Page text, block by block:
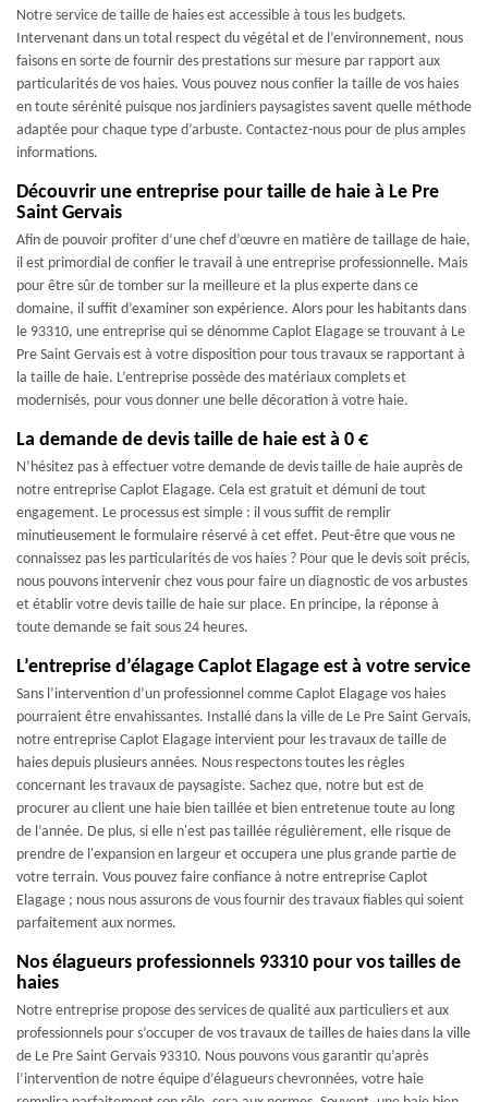
Notre service de taille de haies est accessible à tous les budgets.
Intervenant dans un total respect du végétal et de l’environnement, nous
faisons en sorte de fournir des prestations sur mesure par rapport aux
particularités de vos haies. Vous pouvez nous confier la taille de vos haies
en toute sérénité puisque nos jardiniers paysagistes savent quelle méthode
adaptée pour chaque type d’arbuste. Contactez-nous pour de plus amples
informations.
Découvrir une entreprise pour taille de haie à Le Pre
Saint Gervais
Afin de pouvoir profiter d’une chef d’œuvre en matière de taillage de haie,
il est primordial de confier le travail à une entreprise professionnelle. Mais
pour être sûr de tomber sur la meilleure et la plus experte dans ce
domaine, il suffit d’examiner son expérience. Alors pour les habitants dans
le 93310, une entreprise qui se dénomme Caplot Elagage se trouvant à Le
Pre Saint Gervais est à votre disposition pour tous travaux se rapportant à
la taille de haie. L’entreprise possède des matériaux complets et
modernisés, pour vous donner une belle décoration à votre haie.
La demande de devis taille de haie est à 0 €
N’hésitez pas à effectuer votre demande de devis taille de haie auprès de
notre entreprise Caplot Elagage. Cela est gratuit et démuni de tout
engagement. Le processus est simple : il vous suffit de remplir
minutieusement le formulaire réservé à cet effet. Peut-être que vous ne
connaissez pas les particularités de vos haies ? Pour que le devis soit précis,
nous pouvons intervenir chez vous pour faire un diagnostic de vos arbustes
et établir votre devis taille de haie sur place. En principe, la réponse à
toute demande se fait sous 24 heures.
L’entreprise d’élagage Caplot Elagage est à votre service
Sans l’intervention d’un professionnel comme Caplot Elagage vos haies
pourraient être envahissantes. Installé dans la ville de Le Pre Saint Gervais,
notre entreprise Caplot Elagage intervient pour les travaux de taille de
haies depuis plusieurs années. Nous respectons toutes les règles
concernant les travaux de paysagiste. Sachez que, notre but est de
procurer au client une haie bien taillée et bien entretenue toute au long
de l’année. De plus, si elle n'est pas taillée régulièrement, elle risque de
prendre de l'expansion en largeur et occupera une plus grande partie de
votre terrain. Vous pouvez faire confiance à notre entreprise Caplot
Elagage ; nous nous assurons de vous fournir des travaux fiables qui soient
parfaitement aux normes.
Nos élagueurs professionnels 93310 pour vos tailles de
haies
Notre entreprise propose des services de qualité aux particuliers et aux
professionnels pour s’occuper de vos travaux de tailles de haies dans la ville
de Le Pre Saint Gervais 93310. Nous pouvons vous garantir qu’après
l’intervention de notre équipe d’élagueurs chevronnées, votre haie